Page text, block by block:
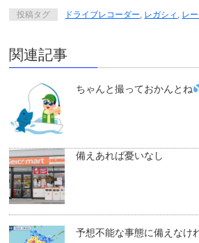
投稿タグ ドライブレコーダー レガシィ レ
関連記事
ちゃんと撮っておかんとね
備えあれば憂いなし
予想不能な事態に備えなけ